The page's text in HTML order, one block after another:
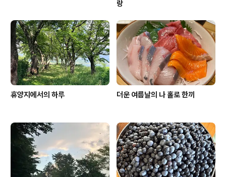
랑
휴양지에서의 하루 더운 여름날의 나 홀로 한끼